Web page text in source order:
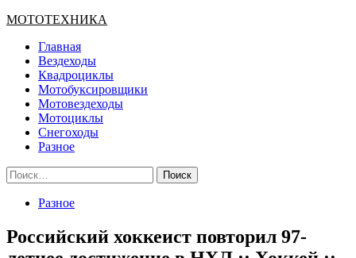
Основное
МОТОТЕХНИКА
Главная
Вездеходы
Квадроциклы
Мотобуксировщики
Мотовездеходы
Мотоциклы
Снегоходы
Разное
Найти:
Разное
Российский хоккеист повторил 97-